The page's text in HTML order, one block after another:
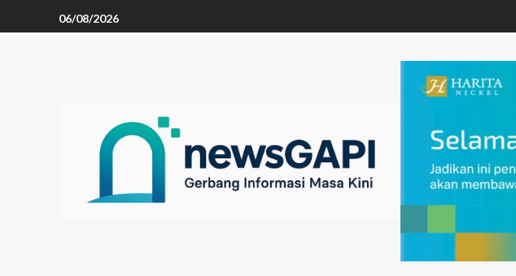
06/08/2026